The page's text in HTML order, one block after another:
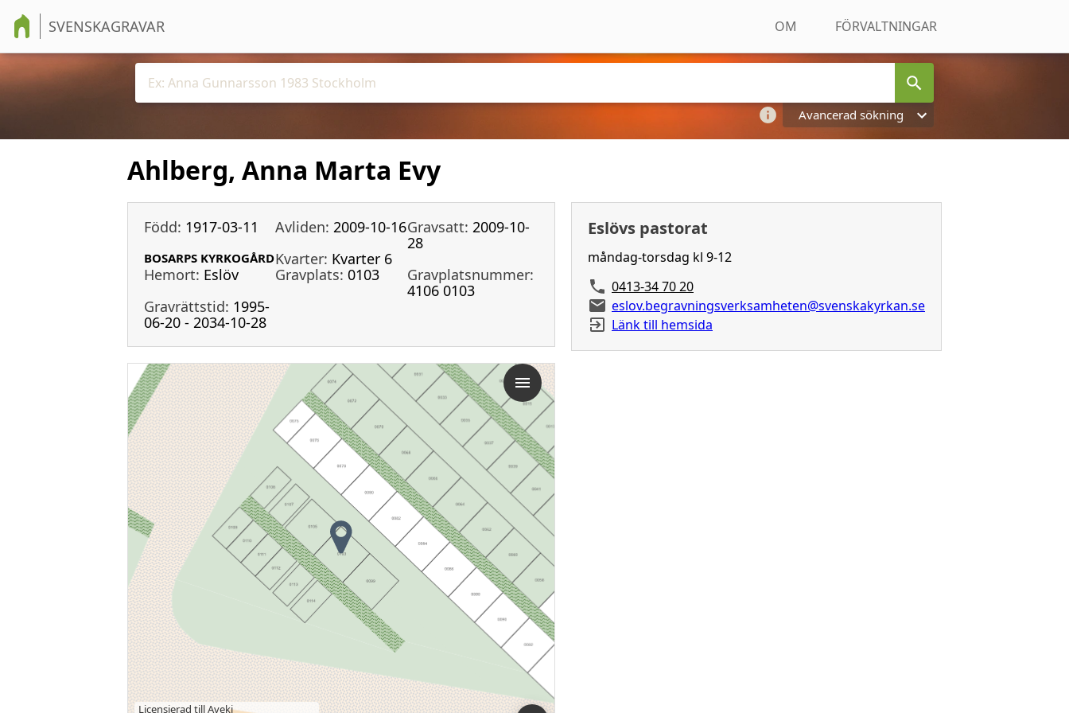
SVENSKAGRAVAR OM FÖRVALTNINGAR
Avancerad sökning
Ahlberg, Anna Marta Evy
Född: 1917-03-11 Avliden: 2009-10-16Gravsatt: 2009-10-
28
BOSARPS KYRKOGÅRDKvarter: Kvarter 6
Hemort: Eslöv Gravplats: 0103
Gravplatsnummer:
4106 0103
Gravrättstid: 1995-
06-20 - 2034-10-28
Eslövs pastorat
måndag-torsdag kl 9-12
0413-34 70 20
eslov.begravningsverksamheten@svenskakyrkan.se
Länk till hemsida